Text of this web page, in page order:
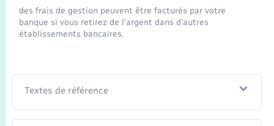
Voirie et espace public
des frais de gestion peuvent être facturés par votre
banque si vous retirez de l'argent dans d'autres
établissements bancaires.
Textes de référence